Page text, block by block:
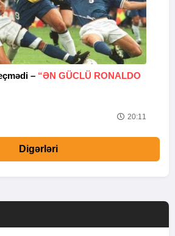
– “ƏN GÜCLÜ RONALDO
20:11
Digərləri